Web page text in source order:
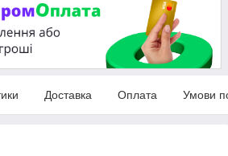
Доставка Оплата Умови